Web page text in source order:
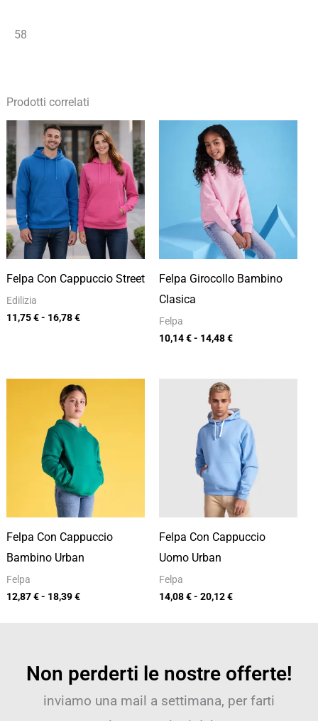
58
Prodotti correlati
Felpa Con Cappuccio Street
Edilizia
11,75€- 16,78€
Fascia
di
prezzo:
da
11,75 €
a
16,78 €
Felpa Girocollo Bambino
Clasica
Felpa
10,14€- 14,48€
di
prezzo:
da
10,14 €
14,48 €
Felpa Con Cappuccio
Bambino Urban
Felpa
12,87€- 18,39€
Fascia
di
prezzo:
da
12,87 €
18,39 €
Felpa Con Cappuccio
Uomo Urban
Felpa
14,08€- 20,12€
prezzo:
da
14,08 €
a
20,12 €
Non perderti le nostre offerte!
inviamo una mail a settimana, per farti